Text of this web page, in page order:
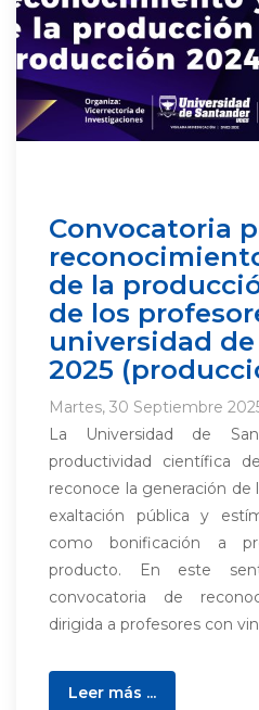
Convocatoria
de la
de los
universidad
2025
Martes, 30 Septiembre
La Universidad de
productividad científica
reconoce la generación
exaltación pública y
como bonificación a
producto. En este
convocatoria de
dirigida a profesores con
Leer más ...